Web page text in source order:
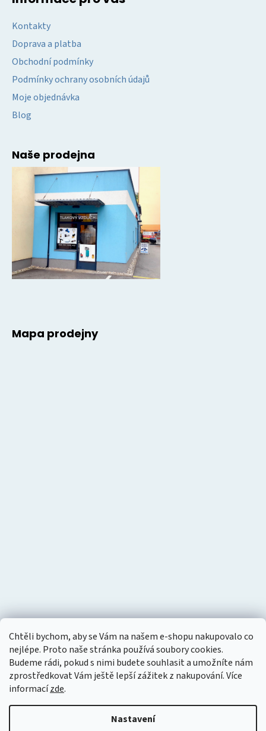
Chtěli bychom, aby se Vám na našem e-shopu nakupovalo co
nejlépe. Proto naše stránka používá soubory cookies.
Budeme rádi, pokud s nimi budete souhlasit a umožníte nám
zprostředkovat Vám ještě lepší zážitek z nakupování.Více
informacízde.
Nastavení
Kontakty
Doprava a platba
Obchodní podmínky
Podmínky ochrany osobních údajů
Moje objednávka
Blog
Naše prodejna
Mapa prodejny